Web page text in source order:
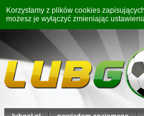
Korzystamy z plików cookies
możesz je wyłączyć zmieniając